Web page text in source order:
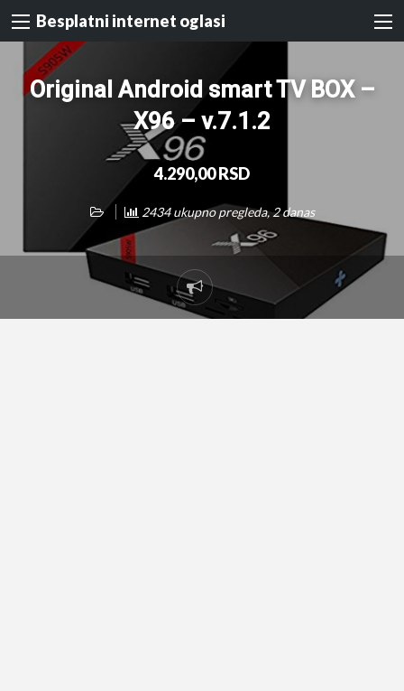
Besplatni internet oglasi
Original Android smart TV BOX –
X96 – v.7.1.2
4.290,00 RSD
2434 ukupno pregleda, 2 danas
Prijavi
problem